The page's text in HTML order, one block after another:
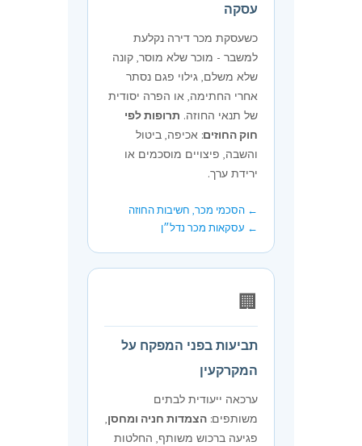
עסקה
כשעסקת מכר דירה נקלעת
למשבר - מוכר שלא מוסר, קונה
שלא משלם, גילוי פגם נסתר
אחרי החתימה, או הפרה יסודית
של תנאי החוזה. תרופות לפי
חוק החוזים: אכיפה, ביטול
והשבה, פיצויים מוסכמים או
ירידת ערך.
← הסכמי מכר, חשיבות החוזה
← עסקאות מכר נדל״ן
🏢
תביעות בפני המפקח על
המקרקעין
ערכאה ייעודית לבתים
משותפים: הצמדות חניה ומחסן,
פגיעה ברכוש משותף, החלטות